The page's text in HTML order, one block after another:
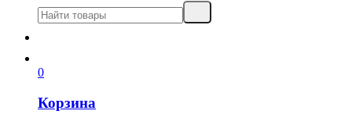
0
Корзина